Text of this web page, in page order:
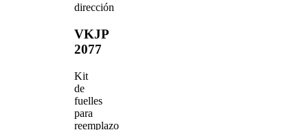
dirección
VKJP
2077
Kit
de
fuelles
para
reemplazo